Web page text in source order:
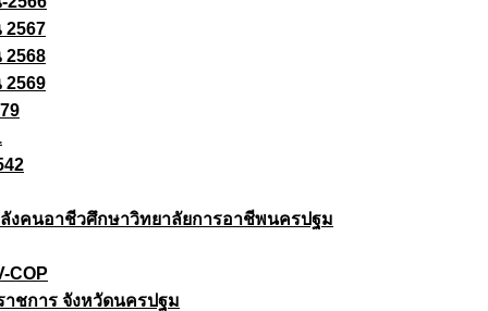
2567
2568
2569
งคนอาชีวศึกษาวิทยาลัยการอาชีพนครปฐม
COP
าชการ จังหวัดนครปฐม